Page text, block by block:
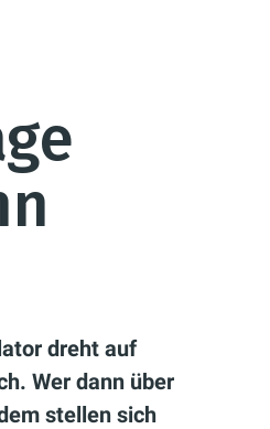
dreht auf
Wer dann über
stellen sich